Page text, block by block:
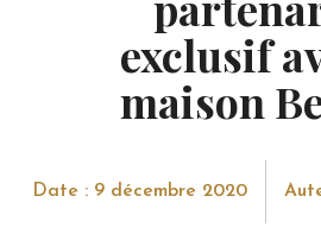
exclusif
maison
Date : 9 décembre 2020